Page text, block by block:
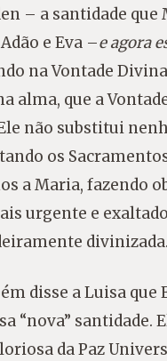
– a santidade
e Eva –e agora
na Vontade
alma, que a
não substitui
os
a Maria, fazendo
urgente e
divinizada.
disse a Luisa
“nova” santidade.
da Paz